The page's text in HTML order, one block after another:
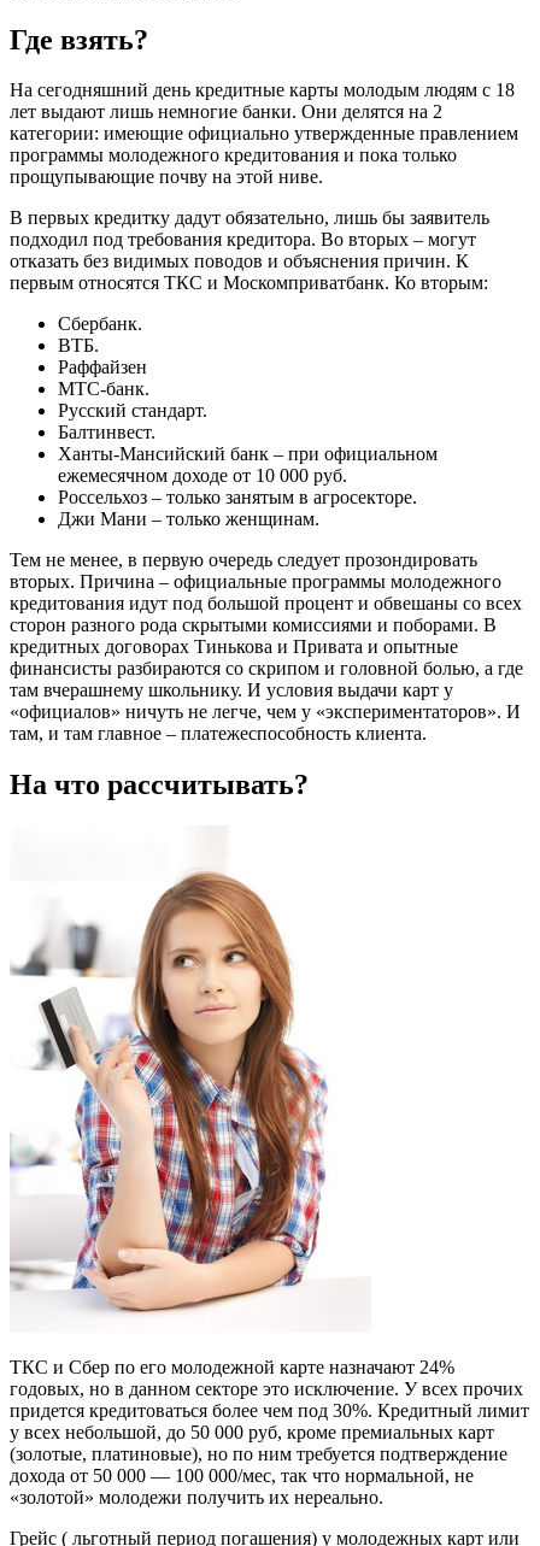
Где взять?
На сегодняшний день кредитные карты молодым людям с 18
лет выдают лишь немногие банки. Они делятся на 2
категории: имеющие официально утвержденные правлением
программы молодежного кредитования и пока только
прощупывающие почву на этой ниве.
В первых кредитку дадут обязательно, лишь бы заявитель
подходил под требования кредитора. Во вторых – могут
отказать без видимых поводов и объяснения причин. К
первым относятся ТКС и Москомприватбанк. Ко вторым:
Сбербанк.
ВТБ.
Раффайзен
МТС-банк.
Русский стандарт.
Балтинвест.
Ханты-Мансийский банк – при официальном
ежемесячном доходе от 10 000 руб.
Россельхоз – только занятым в агросекторе.
Джи Мани – только женщинам.
Тем не менее, в первую очередь следует прозондировать
вторых. Причина – официальные программы молодежного
кредитования идут под большой процент и обвешаны со всех
сторон разного рода скрытыми комиссиями и поборами. В
кредитных договорах Тинькова и Привата и опытные
финансисты разбираются со скрипом и головной болью, а где
там вчерашнему школьнику. И условия выдачи карт у
«официалов» ничуть не легче, чем у «экспериментаторов». И
там, и там главное – платежеспособность клиента.
На что рассчитывать?
ТКС и Сбер по его молодежной карте назначают 24%
годовых, но в данном секторе это исключение. У всех прочих
придется кредитоваться более чем под 30%. Кредитный лимит
у всех небольшой, до 50 000 руб, кроме премиальных карт
(золотые, платиновые), но по ним требуется подтверждение
дохода от 50 000 — 100 000/мес, так что нормальной, не
«золотой» молодежи получить их нереально.
Грейс ( льготный период погашения) у молодежных карт или